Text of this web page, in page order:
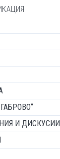
И ДИСКУСИИ